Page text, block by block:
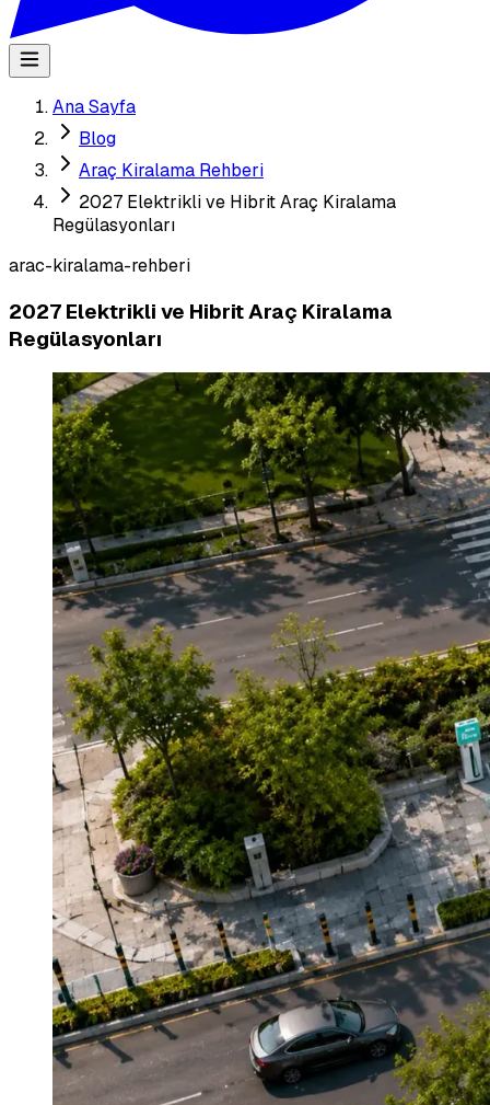
Ana Sayfa
Blog
Araç Kiralama Rehberi
2027 Elektrikli ve Hibrit Araç Kiralama
Regülasyonları
arac-kiralama-rehberi
2027 Elektrikli ve Hibrit Araç Kiralama
Regülasyonları